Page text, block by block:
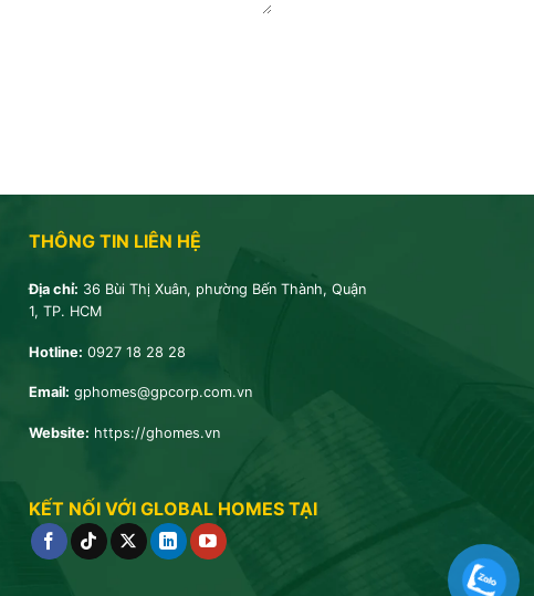
THÔNG TIN LIÊN HỆ
Địa chỉ: 36 Bùi Thị Xuân, phường Bến Thành, Quận
1, TP. HCM
Hotline: 0927 18 28 28
Email: gphomes@gpcorp.com.vn
Website: https://ghomes.vn
KẾT NỐI VỚI GLOBAL HOMES TẠI